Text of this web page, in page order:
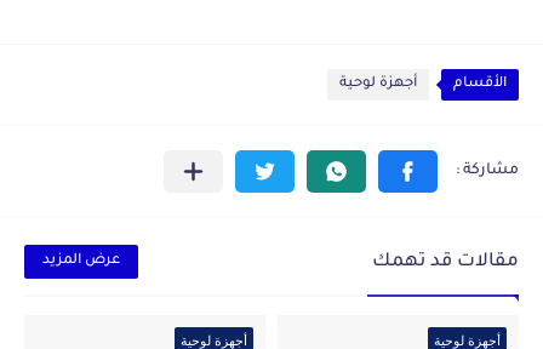
الأقسام أجهزة لوحية
مقالات قد تهمك عرض المزيد
أجهزة لوحية أجهزة لوحية